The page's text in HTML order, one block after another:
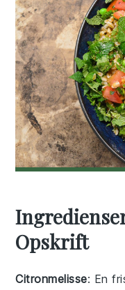
Opskrift
Citronmelisse: En